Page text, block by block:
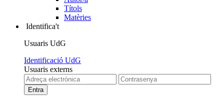
Títols
Matèries
Identifica't
Usuaris UdG
Identificació UdG
Usuaris externs